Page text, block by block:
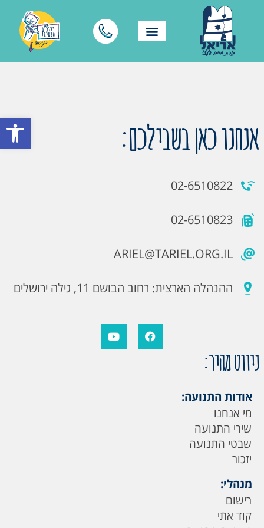
פתח אנחנו כאן בשבילכם:
02-6510822
02-6510823
ARIEL@TARIEL.ORG.IL
ההנהלה הארצית: רחוב הבושם 11, גילה ירושלים
ניווט מהיר:
אודות התנועה:
מי אנחנו
שירי התנועה
שבטי התנועה
יזכור
מנהלי:
רישום
קוד אתי